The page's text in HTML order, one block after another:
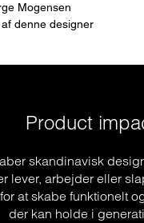
Mogensen
denne designer
Product
skandinavisk
lever, arbejder eller
at skabe funktionelt
der kan holde i